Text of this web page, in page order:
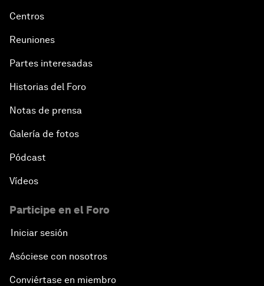
Centros
Reuniones
Partes interesadas
Historias del Foro
Notas de prensa
Galería de fotos
Pódcast
Vídeos
Participe en el Foro
Iniciar sesión
Asóciese con nosotros
Conviértase en miembro